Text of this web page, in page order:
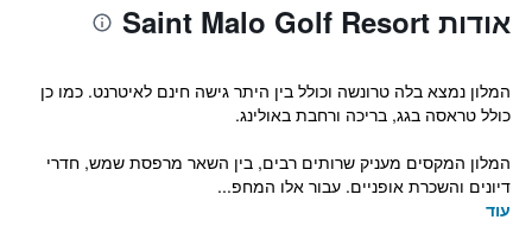
אודות Saint Malo Golf Resort
המלון נמצא בלה טרונשה וכולל בין היתר גישה חינם לאיטרנט. כמו כן
כולל טראסה בגג, בריכה ורחבת באולינג.
המלון המקסים מעניק שרותים רבים, בין השאר מרפסת שמש, חדרי
דיונים והשכרת אופניים. עבור אלו המחפ...
עוד